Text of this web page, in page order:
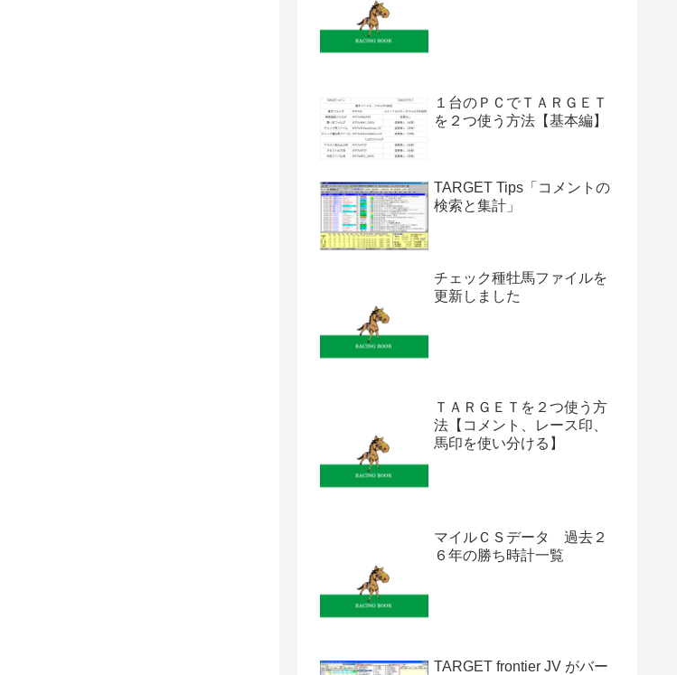
１台のＰＣでＴＡＲＧＥＴ
を２つ使う方法【基本編】
TARGET Tips「コメントの
検索と集計」
チェック種牡馬ファイルを
更新しました
ＴＡＲＧＥＴを２つ使う方
法【コメント、レース印、
馬印を使い分ける】
マイルＣＳデータ 過去２
６年の勝ち時計一覧
TARGET frontier JV がバー